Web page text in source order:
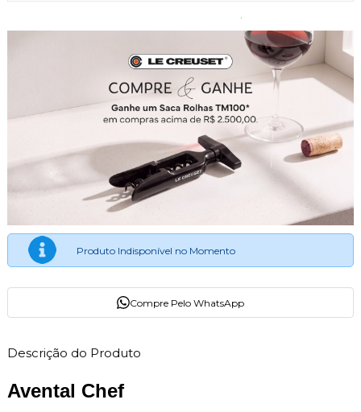
Produto Indisponível no Momento
Compre Pelo WhatsApp
Descrição do Produto
Avental Chef